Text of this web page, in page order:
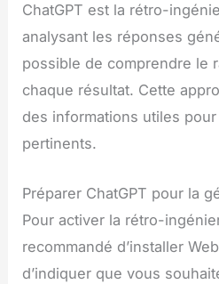
ChatGPT est la rétro-
analysant les réponses
possible de comprendre le
chaque résultat. Cette
des informations utiles
pertinents.
Préparer ChatGPT pour la
Pour activer la rétro-
recommandé d’installer
d’indiquer que vous